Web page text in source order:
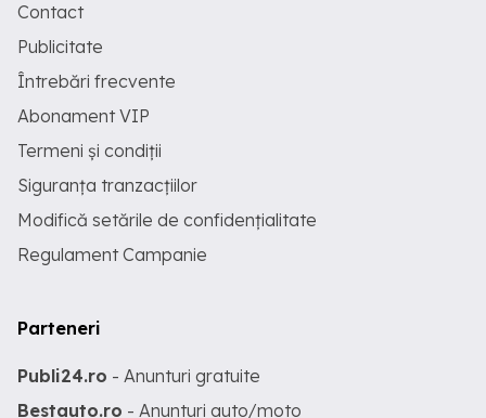
Contact
Publicitate
Întrebări frecvente
Abonament VIP
Termeni și condiții
Siguranța tranzacțiilor
Modifică setările de confidențialitate
Regulament Campanie
Parteneri
Publi24.ro - Anunturi gratuite
Bestauto.ro - Anunturi auto/moto